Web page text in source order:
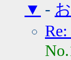
▼ -